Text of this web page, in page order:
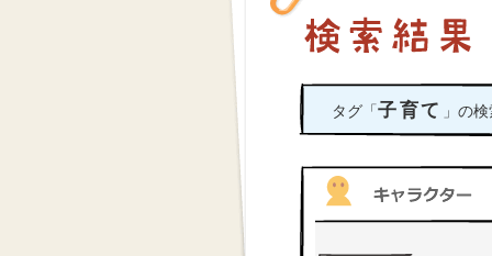
タグ「子育て 」の